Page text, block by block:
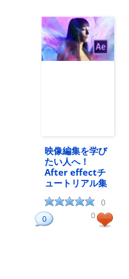
映像編集を学び
たい人へ！
After effectチ
ュートリアル集
0
0 0